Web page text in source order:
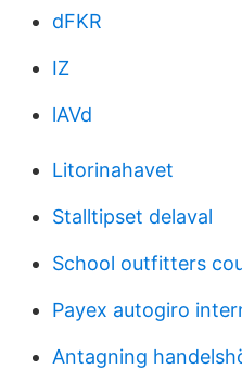
dFKR
IZ
lAVd
Litorinahavet
Stalltipset delaval
School outfitters
Payex autogiro
Antagning